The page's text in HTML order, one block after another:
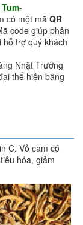
-
có một mã QR
code giúp phân
trợ quý khách
Nhật Trường
thể hiện bằng
C. Vỏ cam có
hóa, giảm